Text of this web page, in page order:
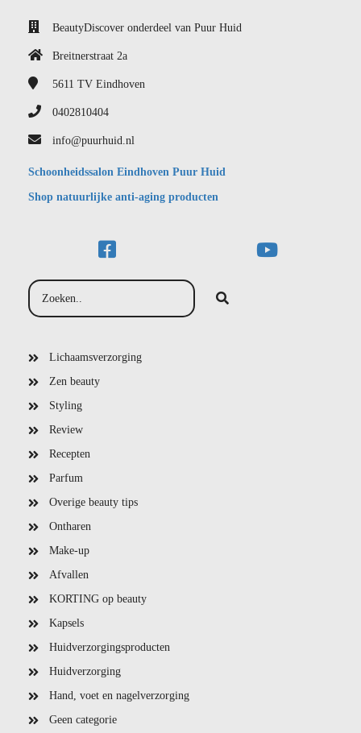
BeautyDiscover onderdeel van Puur Huid
Breitnerstraat 2a
5611 TV Eindhoven
0402810404
info@puurhuid.nl
Schoonheidssalon Eindhoven Puur Huid
Shop natuurlijke anti-aging producten
Lichaamsverzorging
Zen beauty
Styling
Review
Recepten
Parfum
Overige beauty tips
Ontharen
Make-up
Afvallen
KORTING op beauty
Kapsels
Huidverzorgingsproducten
Huidverzorging
Hand, voet en nagelverzorging
Geen categorie